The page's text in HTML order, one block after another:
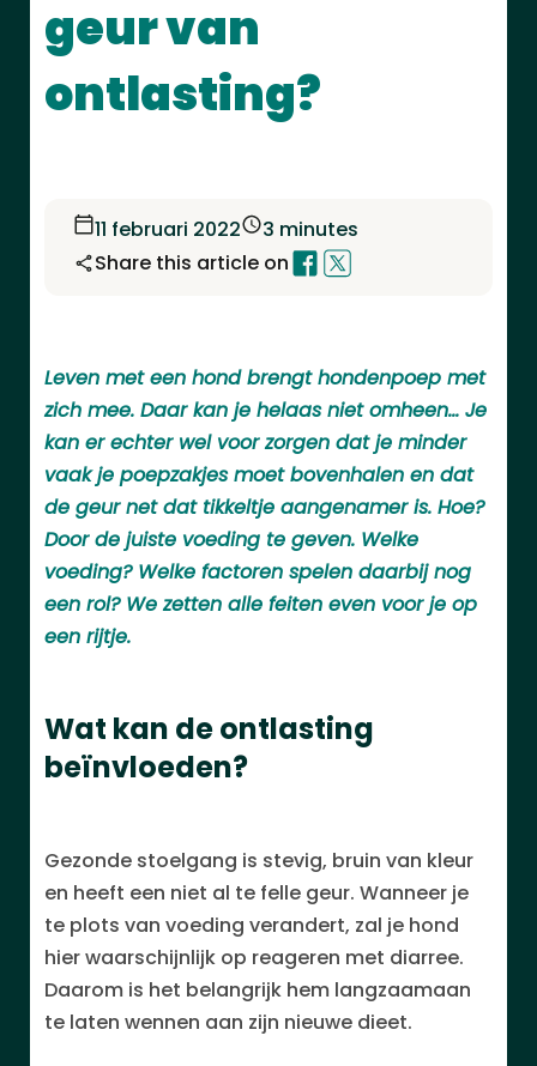
geur van
ontlasting?
11 februari 2022
3 minutes
Share this article on
Leven met een hond brengt hondenpoep met
zich mee. Daar kan je helaas niet omheen… Je
kan er echter wel voor zorgen dat je minder
vaak je poepzakjes moet bovenhalen en dat
de geur net dat tikkeltje aangenamer is. Hoe?
Door de juiste voeding te geven. Welke
voeding? Welke factoren spelen daarbij nog
een rol? We zetten alle feiten even voor je op
een rijtje.
Wat kan de ontlasting
beïnvloeden?
Gezonde stoelgang is stevig, bruin van kleur
en heeft een niet al te felle geur. Wanneer je
te plots van voeding verandert, zal je hond
hier waarschijnlijk op reageren met diarree.
Daarom is het belangrijk hem langzaamaan
te laten wennen aan zijn nieuwe dieet.